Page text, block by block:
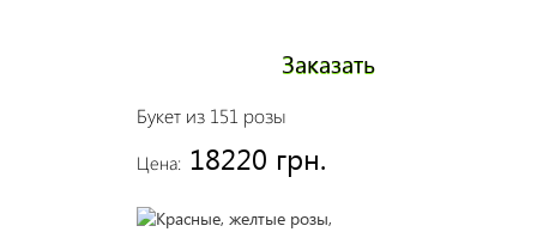
Букет из 151 розы
Цена: 18220 грн.
Заказать